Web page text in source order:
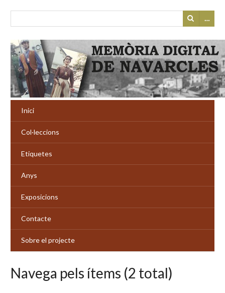
…
Inici
Col·leccions
Etiquetes
Anys
Exposicions
Contacte
Sobre el projecte
Navega pels ítems (2 total)